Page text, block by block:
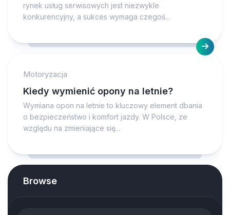
rynek usług serwisowych jest niezwykle
konkurencyjny, a sukces wymaga czegoś...
Motoryzacja
Kiedy wymienić opony na letnie?
Wymiana opon na letnie to kluczowy element dbania
o bezpieczeństwo i komfort jazdy. W Polsce, ze
względu na zmieniające się...
Browse